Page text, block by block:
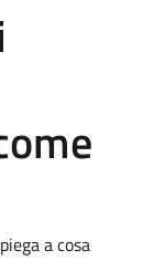
a cosa